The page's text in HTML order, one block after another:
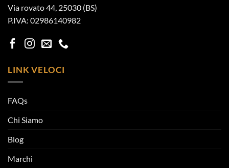
Via rovato 44, 25030 (BS)
P.IVA: 02986140982
LINK VELOCI
FAQs
Chi Siamo
Blog
Marchi